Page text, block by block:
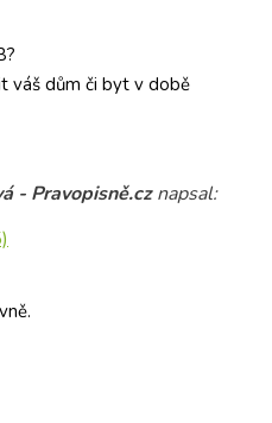
váš dům či byt v době
- Pravopisně.cz napsal: